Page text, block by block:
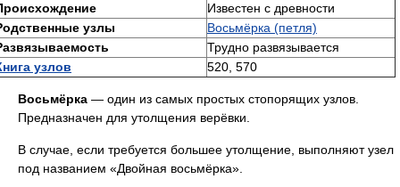
Известен с древности
узлы
Восьмёрка (петля)
Трудно развязывается
узлов
520, 570
Восьмёрка — один из самых простых стопорящих узлов.
Предназначен для утолщения верёвки.
В случае, если требуется большее утолщение, выполняют узел
под названием «Двойная восьмёрка».